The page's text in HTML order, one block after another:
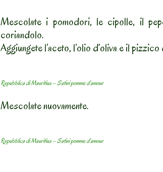
Mescolate i pomodori, le cipolle, il
coriandolo.
Aggiungete l’aceto, l’olio d’oliva e il pizzico
Repubblica di Mauritius – Satini pomme d’amour
Mescolate nuovamente.
Repubblica di Mauritius – Satini pomme d’amour